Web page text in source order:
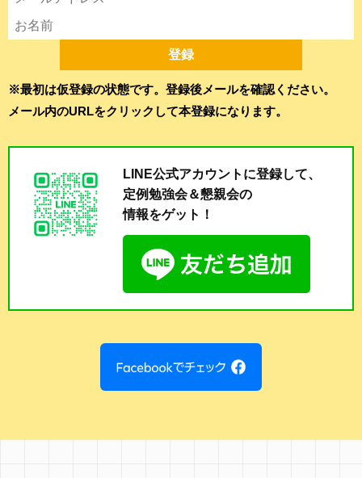
※最初は仮登録の状態です。登録後メールを確認ください。
メール内のURLをクリックして本登録になります。
LINE公式アカウントに登録して、
定例勉強会＆懇親会の
情報をゲット！